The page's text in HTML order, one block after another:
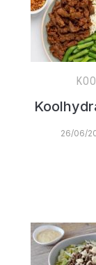
26/06/